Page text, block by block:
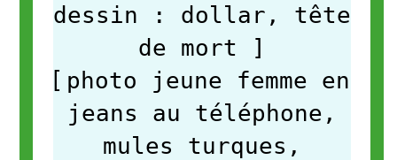
dessin : dollar, tête
de mort
]
[ photo jeune femme en
jeans au téléphone,
mules turques,